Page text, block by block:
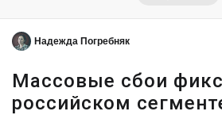
Надежда Погребняк
Массовые сбои
российском